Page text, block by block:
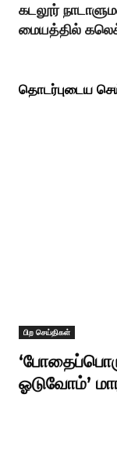
கடலூர்
மையத்தில்
தொடர்புடைய
பிற செய்திகள்
ஓடுவோம்’